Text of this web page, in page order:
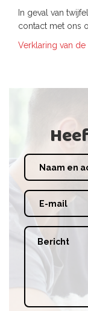
In geval van
contact met ons
Verklaring van